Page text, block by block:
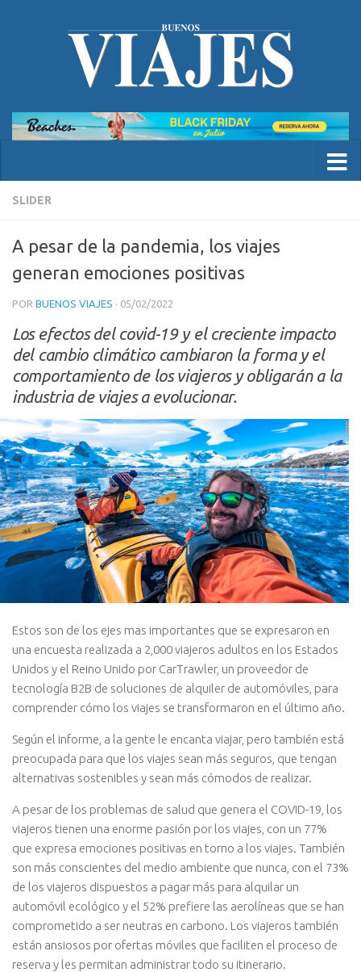
SLIDER
A pesar de la pandemia, los viajes
generan emociones positivas
POR BUENOS VIAJES · 05/02/2022
Los efectos del covid-19 y el creciente impacto
del cambio climático cambiaron la forma y el
comportamiento de los viajeros y obligarán a la
industria de viajes a evolucionar.
Estos son de los ejes mas importantes que se expresaron en
una encuesta realizada a 2,000 viajeros adultos en los Estados
Unidos y el Reino Unido por CarTrawler, un proveedor de
tecnología B2B de soluciones de alquiler de automóviles, para
comprender cómo los viajes se transformaron en el último año.
Según el informe, a la gente le encanta viajar, pero también está
preocupada para que los viajes sean más seguros, que tengan
alternativas sostenibles y sean más cómodos de realizar.
A pesar de los problemas de salud que genera el COVID-19, los
viajeros tienen una enorme pasión por los viajes, con un 77%
que expresa emociones positivas en torno a los viajes. También
son más conscientes del medio ambiente que nunca, con el 73%
de los viajeros dispuestos a pagar más para alquilar un
automóvil ecológico y el 52% prefiere las aerolíneas que se han
comprometido a ser neutras en carbono. Los viajeros también
están ansiosos por ofertas móviles que faciliten el proceso de
reserva y les permitan administrar todo su itinerario.